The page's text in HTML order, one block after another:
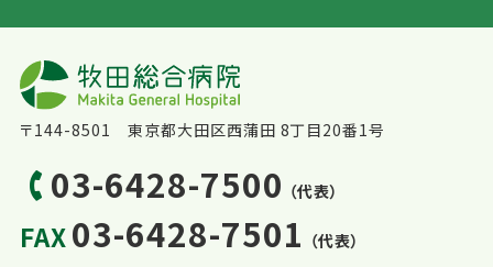
〒144-8501 東京都大田区西蒲田 8丁目20番1号
03-6428-7500 （代表）
FAX03-6428-7501 （代表）